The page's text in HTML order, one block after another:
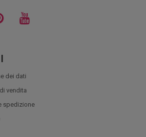
dei dati
vendita
spedizione